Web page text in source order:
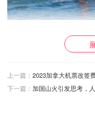
TIM HORTONS 渥
时间： 2025年6月20日
上一篇：
下一篇： 加国山火引发思考，